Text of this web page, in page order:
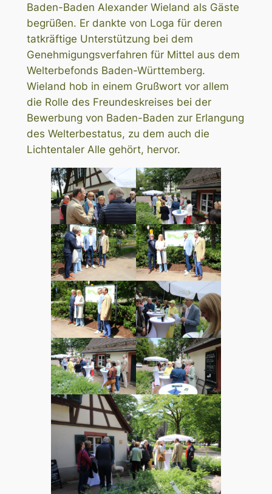
Baden-Baden Alexander Wieland als Gäste
begrüßen. Er dankte von Loga für deren
tatkräftige Unterstützung bei dem
Genehmigungsverfahren für Mittel aus dem
Welterbefonds Baden-Württemberg.
Wieland hob in einem Grußwort vor allem
die Rolle des Freundeskreises bei der
Bewerbung von Baden-Baden zur Erlangung
des Welterbestatus, zu dem auch die
Lichtentaler Alle gehört, hervor.